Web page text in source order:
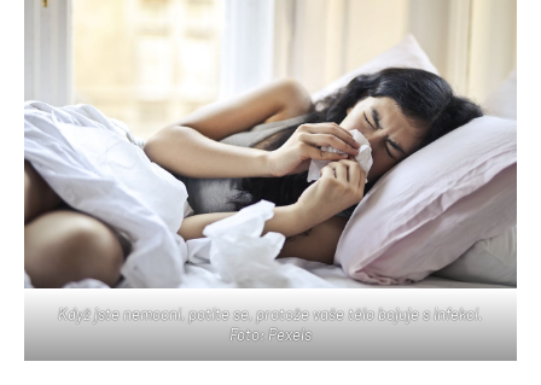
Když jste nemocní, potíte se, protože vaše tělo bojuje s infekcí.
Foto: Pexels